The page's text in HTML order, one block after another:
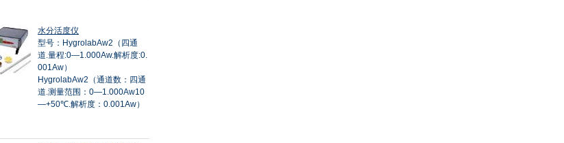
水分活度仪
型号：HygrolabAw2（四通
道.量程:0—1.000Aw.解析度:0.
001Aw）
HygrolabAw2（通道数：四通
道.测量范围：0—1.000Aw10
—+50℃.解析度：0.001Aw）